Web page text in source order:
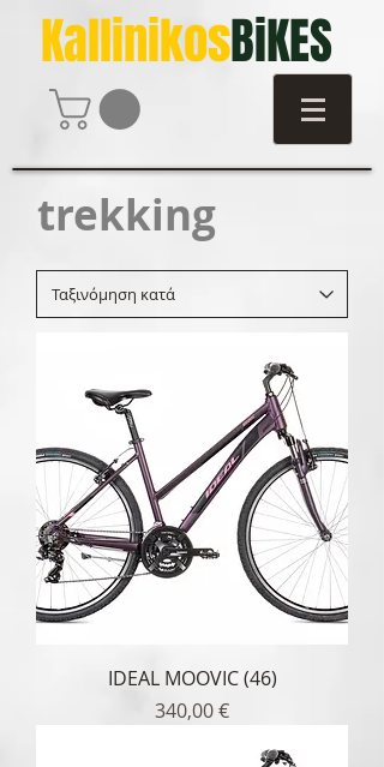
KallinikosBiKES
trekking
IDEAL MOOVIC (46)
Τιμή
340,00 €